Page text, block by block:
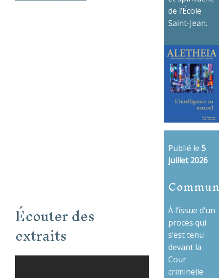
Écouter des
extraits
de l’École
Saint-Jean.
Publié le 5
juillet 2026
À l’issue d’un
procès qui
s’est tenu
devant la
Cour
criminelle